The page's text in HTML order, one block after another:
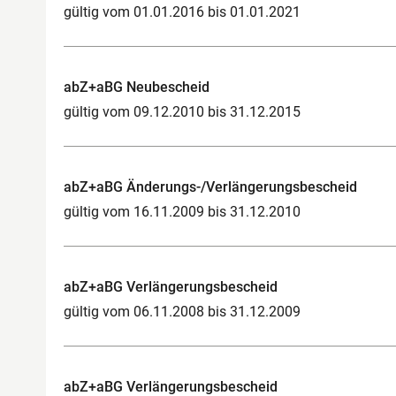
gültig vom 01.01.2016 bis 01.01.2021
abZ+aBG Neubescheid
gültig vom 09.12.2010 bis 31.12.2015
abZ+aBG Änderungs-/Verlängerungsbescheid
gültig vom 16.11.2009 bis 31.12.2010
abZ+aBG Verlängerungsbescheid
gültig vom 06.11.2008 bis 31.12.2009
abZ+aBG Verlängerungsbescheid